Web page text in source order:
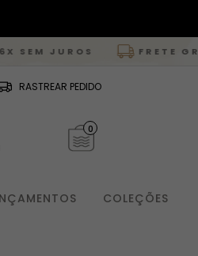
FRETE GRÁTIS PARA
RASTREAR PEDIDO
0
COLEÇÕES